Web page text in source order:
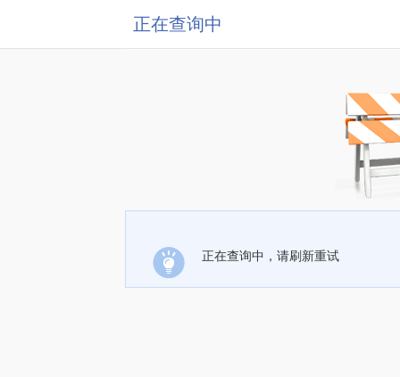
正在查询中
正在查询中，请刷新重试